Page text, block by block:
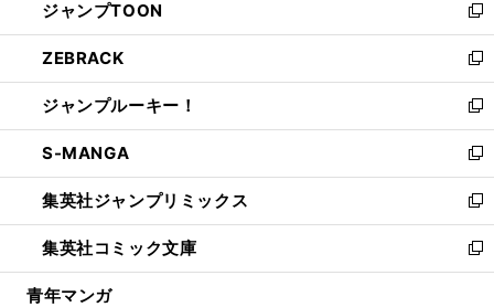
く
で
開
く
ド
ウ
で
開
く
ィ
ン
ド
ウ
で
開
く
い
ウ
ィ
ン
ド
ウ
で
開
く
ジャンプTOON
新
し
い
ウ
ィ
ン
ド
ウ
で
開
く
ZEBRACK
新
し
い
ウ
ィ
ン
ド
ウ
で
開
ジャンプルーキー！
新
し
い
ウ
ィ
ン
ド
ウ
S-MANGA
新
し
い
ウ
ィ
ン
集英社ジャンプリミックス
新
し
い
ウ
集英社コミック文庫
新
し
青年マンガ